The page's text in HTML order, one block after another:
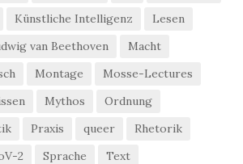
Künstliche Intelligenz
Lesen
van Beethoven
Macht
Montage
Mosse-Lectures
Mythos
Ordnung
Praxis queer
Rhetorik
2 Sprache
Text